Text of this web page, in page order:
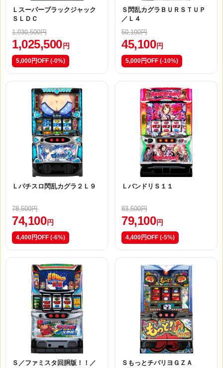
Ｌスーパーブラックジャック
ＳＬＤＣ
1,030,500円
1,025,500 円
5,000円OFF (-0%)
Ｓ閃乱カグラＢＵＲＳＴＵＰ
／Ｌ４
50,100円
45,100 円
5,000円OFF (-10%)
Ｌパチスロ閃乱カグラ２Ｌ９
78,500円
74,100 円
4,400円OFF (-6%)
ＬバンドリＳ１１
83,500円
79,100 円
4,400円OFF (-5%)
Ｓ／ファミスタ回胴版！！／ ＳもっとチバリヨＧＺＡ